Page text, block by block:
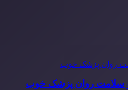
و سلامت روان پزشک خوب